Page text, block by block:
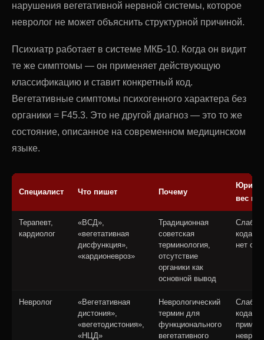
нарушения вегетативной нервной системы, которое
невролог не может объяснить структурной причиной.
Психиатр работает в системе МКБ-10. Когда он видит
те же симптомы — он применяет действующую
классификацию и ставит конкретный код.
Вегетативные симптомы психогенного характера без
органики = F45.3. Это не другой диагноз — это то же
состояние, описанное на современном медицинском
языке.
Специалист Что пишет Почему
вес
Терапевт,
кардиолог
«ВСД»,
«вегетативная
дисфункция»,
«кардионевроз»
Традиционная
советская
терминология,
отсутствие
органики как
основной вывод
кода
нет
Невролог
«Вегетативная
дистония»,
«вегетодистония»,
«НЦД»
Неврологический
термин для
функционального
вегетативного
кода